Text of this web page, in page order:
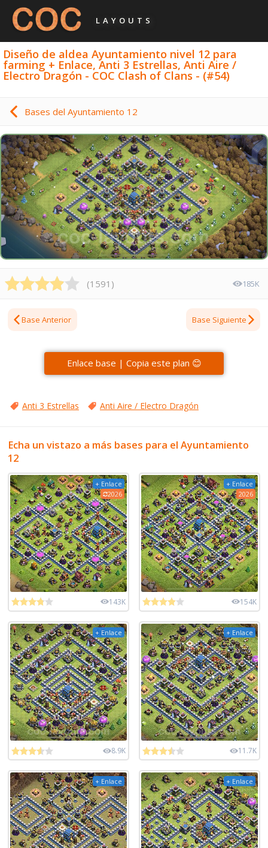
LAYOUTS
Diseño de aldea Ayuntamiento nivel 12 para
farming + Enlace, Anti 3 Estrellas, Anti Aire /
Electro Dragón - COC Clash of Clans - (#54)
Bases del Ayuntamiento 12
(1591 ) 185K
Base Anterior Base Siguiente
Enlace base | Copia este plan 😊
Anti 3 Estrellas Anti Aire / Electro Dragón
Echa un vistazo a más bases para el Ayuntamiento
12
+ Enlace
2026
143K
+ Enlace
2026
154K
+ Enlace
8.9K
+ Enlace
11.7K
+ Enlace + Enlace